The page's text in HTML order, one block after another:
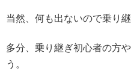
当然、何も出ないので乗り
多分、乗り継ぎ初心者の方
う。